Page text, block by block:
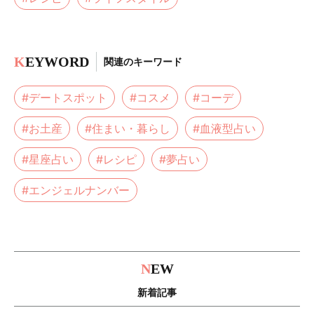
KEYWORD 関連のキーワード
#デートスポット #コスメ #コーデ
#お土産 #住まい・暮らし #血液型占い
#星座占い #レシピ #夢占い
#エンジェルナンバー
NEW
新着記事